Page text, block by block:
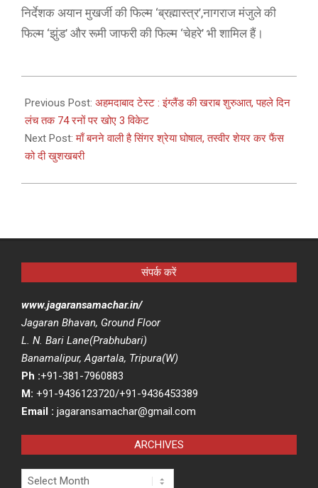
निर्देशक अयान मुखर्जी की फिल्म ‘ब्रह्मास्त्र’,नागराज मंजुले की
फिल्म ‘झुंड’ और रूमी जाफरी की फिल्म ‘चेहरे’ भी शामिल हैं।
03-
04
Previous Post: अहमदाबाद टेस्ट : इंग्लैंड की खराब शुरुआत, पहले दिन
लंच तक 74 रनों पर खोए 3 विकेट
Next Post:माँ बनने वाली है सिंगर श्रेया घोषाल, तस्वीर शेयर कर फैंस
को दी खुशखबरी
संपर्क करें
www.jagaransamachar.in/
Jagaran Bhavan, Ground Floor
L. N. Bari Lane(Prabhubari)
Banamalipur, Agartala, Tripura(W)
Ph :+91-381-7960883
M: +91-9436123720/+91-9436453389
Email : jagaransamachar@gmail.com
ARCHIVES
Archives